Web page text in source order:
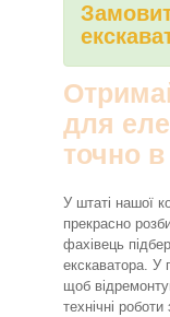
для
точно в
У штаті нашої
прекрасно
фахівець
екскаватора. У
щоб
технічні